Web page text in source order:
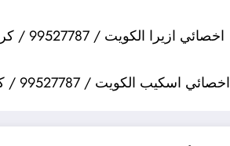
اخصائي ازيرا الكويت / 99527787 / كراج تصليح سيارات ازيرا
اخصائي اسكيب الكويت / 99527787 / كراج تصليح سيارات اسكيب